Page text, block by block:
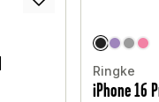
Ringke
iPhone 16